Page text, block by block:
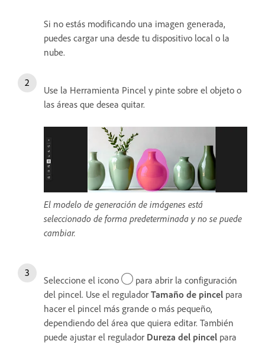
Si no estás modificando una imagen generada,
puedes cargar una desde tu dispositivo local o la
nube.
Use la Herramienta Pincel y pinte sobre el objeto o
las áreas que desea quitar.
El modelo de generación de imágenes está
seleccionado de forma predeterminada y no se puede
cambiar.
Seleccione el icono
para abrir la configuración
del pincel. Use el regulador Tamaño de pincel para
hacer el pincel más grande o más pequeño,
dependiendo del área que quiera editar. También
puede ajustar el regulador Dureza del pincel para